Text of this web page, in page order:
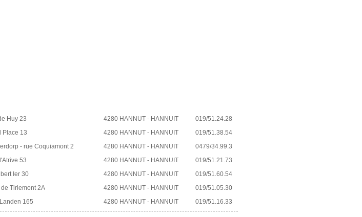
Huy 23 4280 HANNUT - HANNUIT
019/51.24.28
Place 13 4280 HANNUT - HANNUIT
019/51.38.54
- rue Coquiamont 2 4280 HANNUT - HANNUIT
0479/34.99.3
53 4280 HANNUT - HANNUIT
019/51.21.73
Ier 30 4280 HANNUT - HANNUIT
019/51.60.54
Tirlemont 2A 4280 HANNUT - HANNUIT
019/51.05.30
165 4280 HANNUT - HANNUIT 019/51.16.33